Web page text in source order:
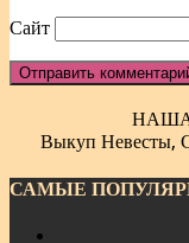
Сайт
НАША
Выкуп Невесты,
САМЫЕ